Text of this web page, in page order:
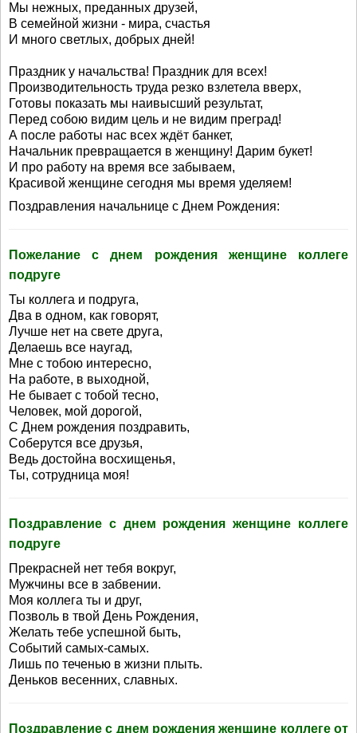
Мы нежных, преданных друзей,
В семейной жизни - мира, счастья
И много светлых, добрых дней!
Праздник у начальства! Праздник для всех!
Производительность труда резко взлетела вверх,
Готовы показать мы наивысший результат,
Перед собою видим цель и не видим преград!
А после работы нас всех ждёт банкет,
Начальник превращается в женщину! Дарим букет!
И про работу на время все забываем,
Красивой женщине сегодня мы время уделяем!
Поздравления начальнице с Днем Рождения:
Пожелание с днем рождения женщине коллеге
подруге
Ты коллега и подруга,
Два в одном, как говорят,
Лучше нет на свете друга,
Делаешь все наугад,
Мне с тобою интересно,
На работе, в выходной,
Не бывает с тобой тесно,
Человек, мой дорогой,
С Днем рождения поздравить,
Соберутся все друзья,
Ведь достойна восхищенья,
Ты, сотрудница моя!
Поздравление с днем рождения женщине коллеге
подруге
Прекрасней нет тебя вокруг,
Мужчины все в забвении.
Моя коллега ты и друг,
Позволь в твой День Рождения,
Желать тебе успешной быть,
Событий самых-самых.
Лишь по теченью в жизни плыть.
Деньков весенних, славных.
Поздравление с днем рождения женщине коллеге от